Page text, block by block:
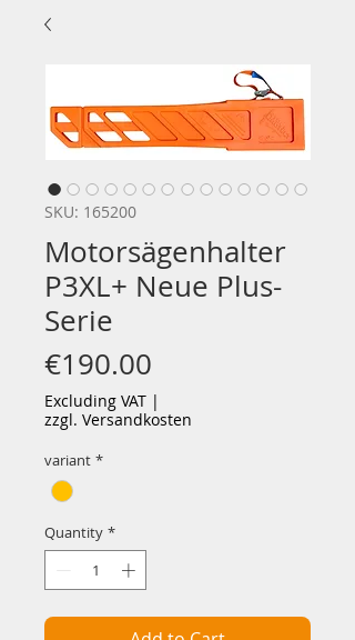
SKU: 165200
Motorsägenhalter
P3XL+ Neue Plus-
Serie
€190.00
Excluding VAT |
zzgl. Versandkosten
variant *
Quantity *